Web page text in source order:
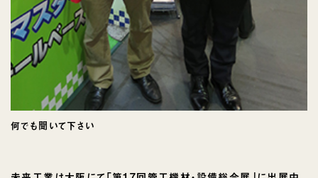
何でも聞いて下さい